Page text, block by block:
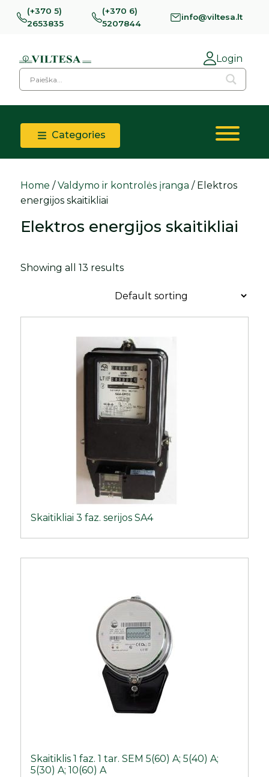
(+370 5)
2653835
(+370 6)
5207844
info@viltesa.lt
Login
Categories
Home /Valdymo ir kontrolės įranga / Elektros
energijos skaitikliai
Elektros energijos skaitikliai
Showing all 13 results
Skaitikliai 3 faz. serijos SA4
Skaitiklis 1 faz. 1 tar. SEM 5(60) A; 5(40) A;
5(30) A; 10(60) A